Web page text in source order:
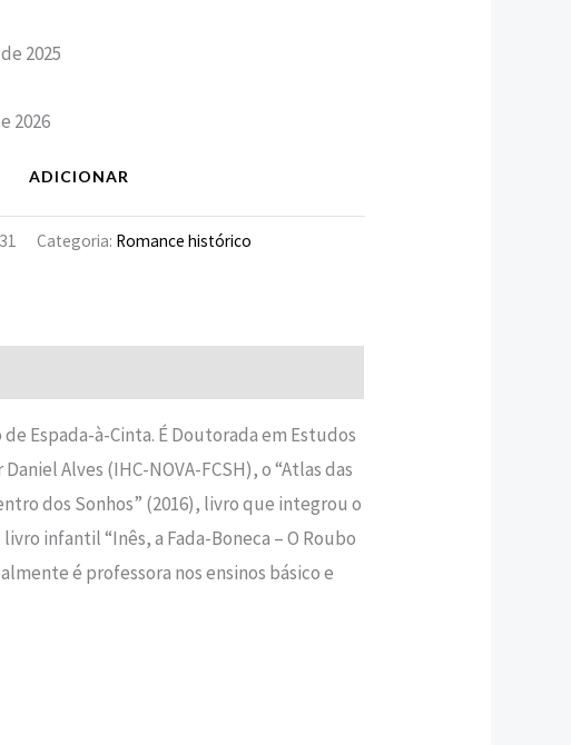
2025
2026
ADICIONAR
Categoria: Romance histórico
Espada-à-Cinta. É Doutorada em Estudos
Alves (IHC-NOVA-FCSH), o “Atlas das
dos Sonhos” (2016), livro que integrou o
infantil “Inês, a Fada-Boneca – O Roubo
é professora nos ensinos básico e